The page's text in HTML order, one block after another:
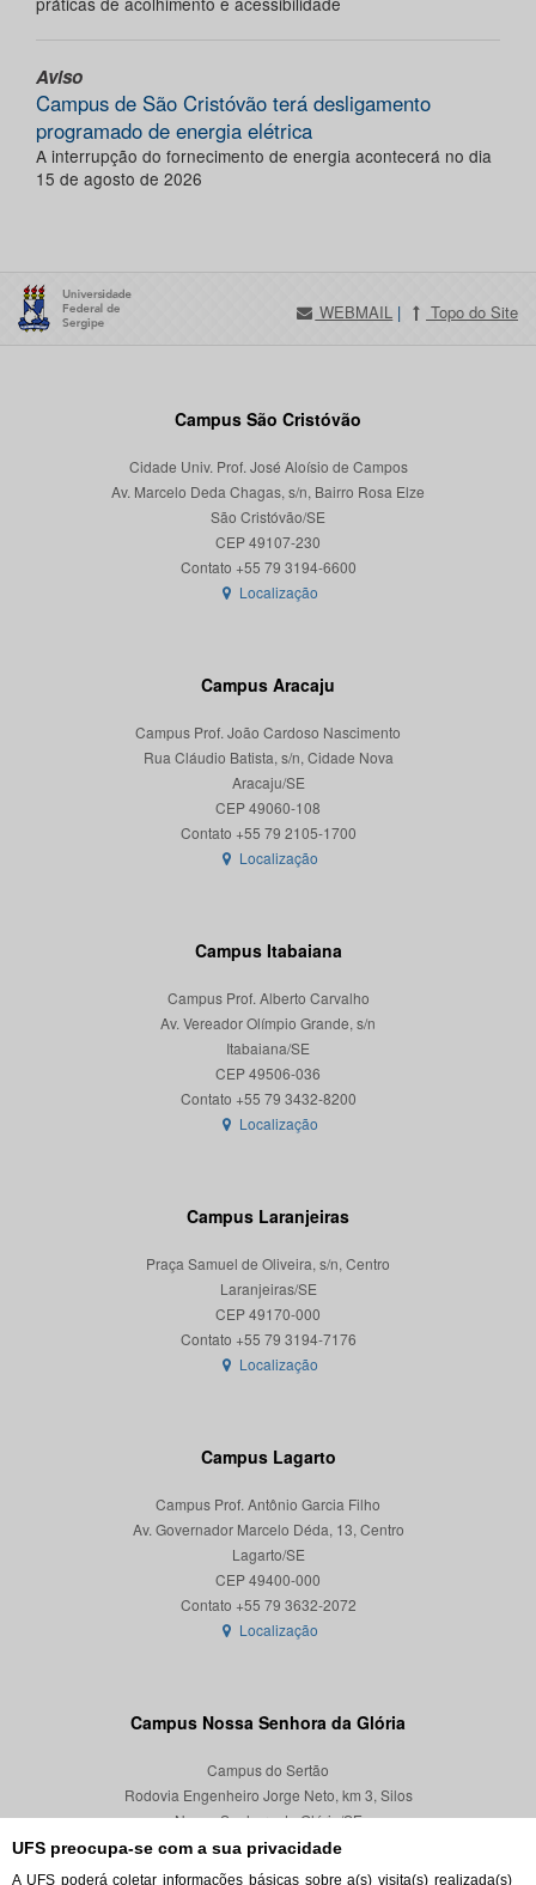
UFS preocupa-se com a sua privacidade
A UFS poderá coletar informações básicas sobre a(s) visita(s) realizada(s)
Aviso
Campus de São Cristóvão terá desligamento
programado de energia elétrica
A interrupção do fornecimento de energia acontecerá no dia
15 de agosto de 2026
WEBMAIL | Topo do Site
Campus São Cristóvão
Cidade Univ. Prof. José Aloísio de Campos
Av. Marcelo Deda Chagas, s/n, Bairro Rosa Elze
São Cristóvão/SE
CEP 49107-230
Localização
Campus Aracaju
Campus Prof. João Cardoso Nascimento
Rua Cláudio Batista, s/n, Cidade Nova
Aracaju/SE
CEP 49060-108
Localização
Campus Itabaiana
Campus Prof. Alberto Carvalho
Av. Vereador Olímpio Grande, s/n
Itabaiana/SE
CEP 49506-036
Localização
Campus Laranjeiras
Praça Samuel de Oliveira, s/n, Centro
Laranjeiras/SE
CEP 49170-000
Localização
Campus Lagarto
Campus Prof. Antônio Garcia Filho
Av. Governador Marcelo Déda, 13, Centro
Lagarto/SE
CEP 49400-000
Localização
Campus Nossa Senhora da Glória
Campus do Sertão
Rodovia Engenheiro Jorge Neto, km 3, Silos
Nossa Senhora da Glória/SE
CEP 49680-000